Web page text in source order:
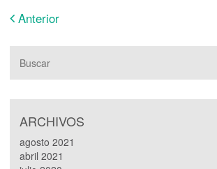
Anterior
ARCHIVOS
agosto 2021
abril 2021